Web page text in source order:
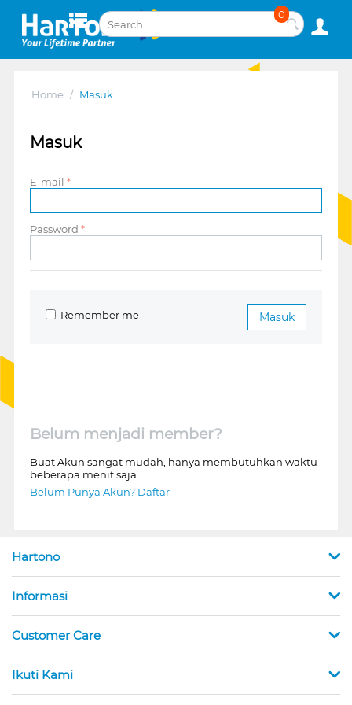
0
Home / Masuk
Masuk
E-mail
Password
Masuk
Remember me
Belum menjadi member?
Buat Akun sangat mudah, hanya membutuhkan waktu
beberapa menit saja.
Belum Punya Akun? Daftar
Hartono
Informasi
Customer Care
Ikuti Kami